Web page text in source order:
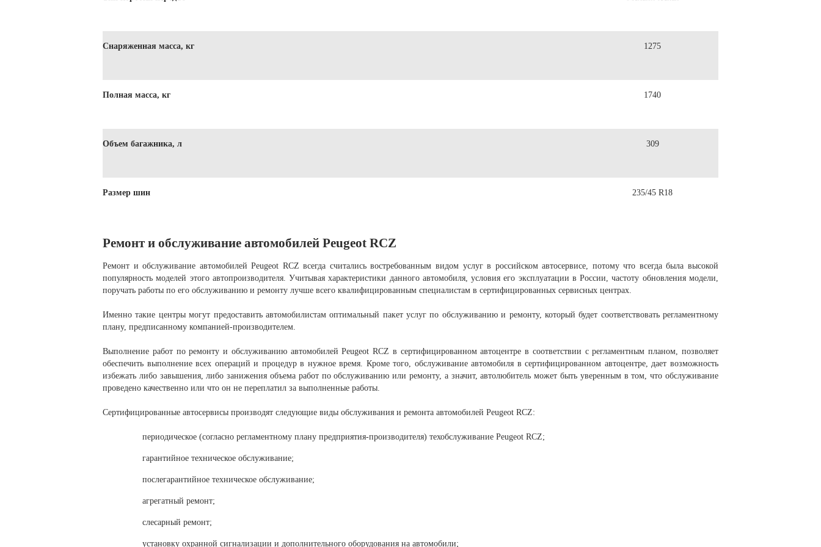
Снаряженная масса, кг 1275
Полная масса, кг 1740
Объем багажника, л 309
Размер шин 235/45 R18
Ремонт и обслуживание автомобилей Peugeot RCZ
Ремонт и обслуживание автомобилей Peugeot RCZ всегда считались востребованным видом услуг в российском автосервисе, потому что всегда была высокой
популярность моделей этого автопроизводителя. Учитывая характеристики данного автомобиля, условия его эксплуатации в России, частоту обновления модели,
поручать работы по его обслуживанию и ремонту лучше всего квалифицированным специалистам в сертифицированных сервисных центрах.
Именно такие центры могут предоставить автомобилистам оптимальный пакет услуг по обслуживанию и ремонту, который будет соответствовать регламентному
плану, предписанному компанией-производителем.
Выполнение работ по ремонту и обслуживанию автомобилей Peugeot RCZ в сертифицированном автоцентре в соответствии с регламентным планом, позволяет
обеспечить выполнение всех операций и процедур в нужное время. Кроме того, обслуживание автомобиля в сертифицированном автоцентре, дает возможность
избежать либо завышения, либо занижения объема работ по обслуживанию или ремонту, а значит, автолюбитель может быть уверенным в том, что обслуживание
проведено качественно или что он не переплатил за выполненные работы.
Сертифицированные автосервисы производят следующие виды обслуживания и ремонта автомобилей Peugeot RCZ:
периодическое (согласно регламентному плану предприятия-производителя) техобслуживание Peugeot RCZ;
гарантийное техническое обслуживание;
послегарантийное техническое обслуживание;
агрегатный ремонт;
слесарный ремонт;
установку охранной сигнализации и дополнительного оборудования на автомобили;